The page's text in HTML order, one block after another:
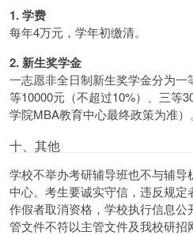
1. 学费
每年4万元，学年初缴清。
2. 新生奖学金
一志愿非全日制新生奖学金分为一
等10000元（不超过10%）、三等
学院MBA教育中心最终政策为准）。
十、其他
学校不举办考研辅导班也不与辅
中心。考生要诚实守信，违反规
作假者取消资格，学校执行信息
管文件不符以主管文件及我校研招